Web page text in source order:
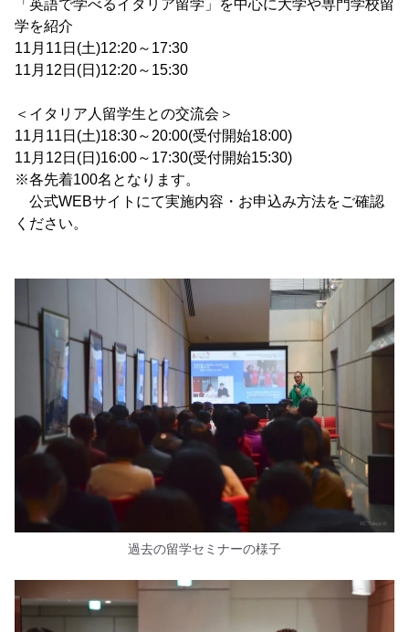
「英語で学べるイタリア留学」を中心に大学や専門学校留
学を紹介
11月11日(土)12:20～17:30
11月12日(日)12:20～15:30
＜イタリア人留学生との交流会＞
11月11日(土)18:30～20:00(受付開始18:00)
11月12日(日)16:00～17:30(受付開始15:30)
※各先着100名となります。
公式WEBサイトにて実施内容・お申込み方法をご確認
ください。
過去の留学セミナーの様子